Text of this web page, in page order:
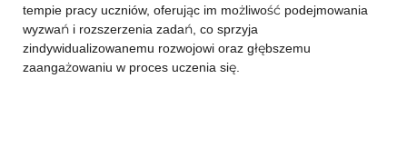
tempie pracy uczniów, oferując im możliwość podejmowania
wyzwań i rozszerzenia zadań, co sprzyja
zindywidualizowanemu rozwojowi oraz głębszemu
zaangażowaniu w proces uczenia się.